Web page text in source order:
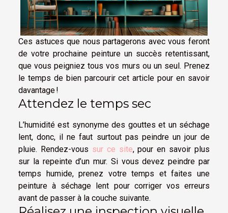
Ces astuces que nous partagerons avec vous feront
de votre prochaine peinture un succès retentissant,
que vous peigniez tous vos murs ou un seul. Prenez
le temps de bien parcourir cet article pour en savoir
davantage !
Attendez le temps sec
L’humidité est synonyme des gouttes et un séchage
lent, donc, il ne faut surtout pas peindre un jour de
pluie. Rendez-vous sur ce site, pour en savoir plus
sur la repeinte d’un mur. Si vous devez peindre par
temps humide, prenez votre temps et faites une
peinture à séchage lent pour corriger vos erreurs
avant de passer à la couche suivante.